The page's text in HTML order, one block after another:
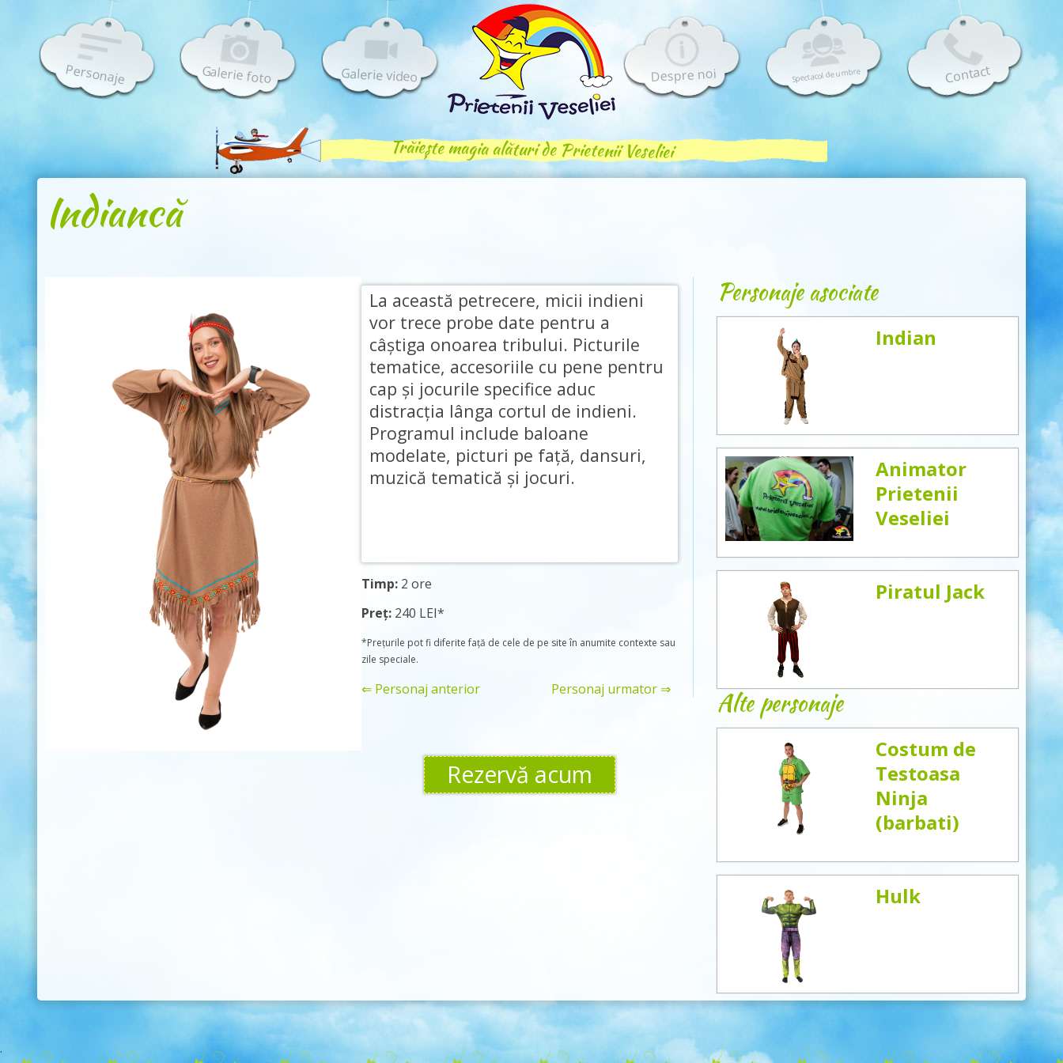
Personaje Galerie foto Galerie video Despre noi Spectacol de umbre Contact
Trăiește magia alături de Prietenii Veseliei
Indiancă
La această petrecere, micii indieni
vor trece probe date pentru a
câștiga onoarea tribului. Picturile
tematice, accesoriile cu pene pentru
cap și jocurile specifice aduc
distracția lânga cortul de indieni.
Programul include baloane
modelate, picturi pe față, dansuri,
muzică tematică și jocuri.
Timp: 2 ore
Preț: 240 LEI*
*Prețurile pot fi diferite față de cele de pe site în anumite contexte sau
zile speciale.
Rezervă acum
⇐ Personaj anterior Personaj urmator ⇒
Personaje asociate
Indian
Animator
Prietenii
Veseliei
Piratul Jack
Alte personaje
Costum de
Testoasa
Ninja
(barbati)
Hulk